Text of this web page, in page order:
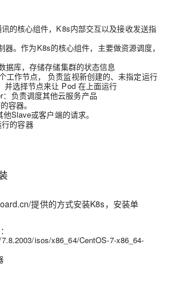
的核心组件，K8s内部交互以及接收发送指
器。作为K8s的核心组件，主要做资源调度，
据库，存储存储集群的状态信息
工作节点， 负责监视新创建的、未指定运行
并选择节点来让 Pod 在上面运行
负责调度其他云服务产品
容器。
Slave或客户端的请求。
的容器
提供的方式安装K8s，安装单
isos/x86_64/CentOS-7-x86_64-